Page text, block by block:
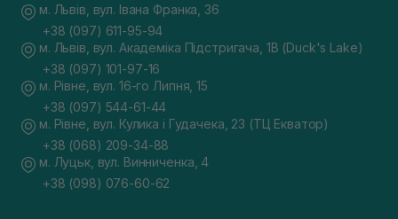
м. Львів, вул. Івана Франка, 36
+38 (097) 611-95-94
м. Львів, вул. Академіка Підстригача, 1В (Duck's Lake)
+38 (097) 101-97-16
м. Рівне, вул. 16-го Липня, 15
+38 (097) 544-61-44
м. Рівне, вул. Кулика і Гудачека, 23 (ТЦ Екватор)
+38 (068) 209-34-88
м. Луцьк, вул. Винниченка, 4
+38 (098) 076-60-62